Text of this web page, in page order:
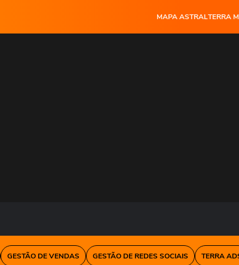
MAPA ASTRALTERRA
GESTÃO DE VENDAS GESTÃO DE REDES SOCIAIS TERRA